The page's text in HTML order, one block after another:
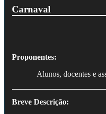
Carnaval
Proponentes:
Alunos, docentes e
Breve Descrição: